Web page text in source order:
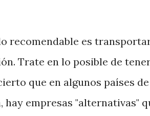
recomendable es
Trate en lo posible de
que en algunos países
hay empresas "alternativas"